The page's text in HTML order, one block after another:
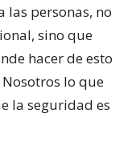
las personas, no
sino que
hacer de esto
lo que
la seguridad es